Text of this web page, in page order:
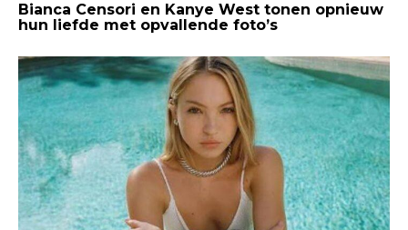
Bianca Censori en Kanye West tonen opnieuw
hun liefde met opvallende foto’s